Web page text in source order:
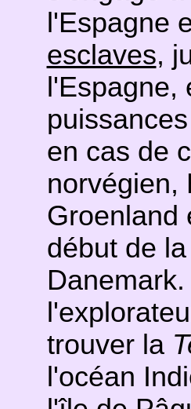
l'Espagne
esclaves,
en cas de
norvégien,
Groenland
début de
trouver la
l'océan